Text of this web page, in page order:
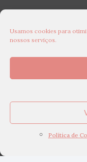
Usamos cookies para
nossos serviços.
Política de